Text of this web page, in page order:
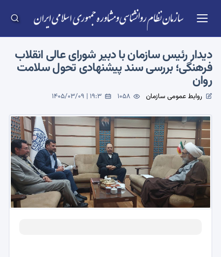
دیدار رئیس سازمان با دبیر شورای عالی انقلاب
فرهنگی؛ بررسی سند پیشنهادی تحول سلامت
روان
روابط عمومی سازمان 1058
1405/03/09 | 19:3